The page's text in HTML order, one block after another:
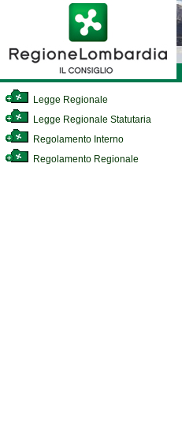
Legge Regionale
Legge Regionale Statutaria
Regolamento Interno
Regolamento Regionale